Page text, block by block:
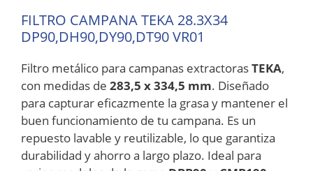
FILTRO CAMPANA TEKA 28.3X34
DP90,DH90,DY90,DT90 VR01
Filtro metálico para campanas extractorasTEKA,
con medidas de 283,5 x 334,5 mm. Diseñado
para capturar eficazmente la grasa y mantener el
buen funcionamiento de tu campana. Es un
repuesto lavable y reutilizable, lo que garantiza
durabilidad y ahorro a largo plazo. Ideal para